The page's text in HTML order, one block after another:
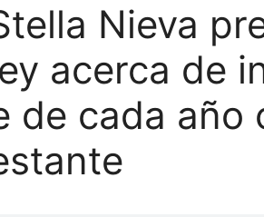
Nieva
acerca de
de cada año